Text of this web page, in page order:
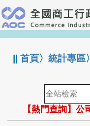
跳
到
主
要
:::
||首頁〉統計專區〉
全
站
檢
索
【熱門查詢】